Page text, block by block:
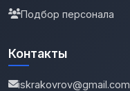
Подбор персонала
Контакты
iskrakovrov@gmail.com